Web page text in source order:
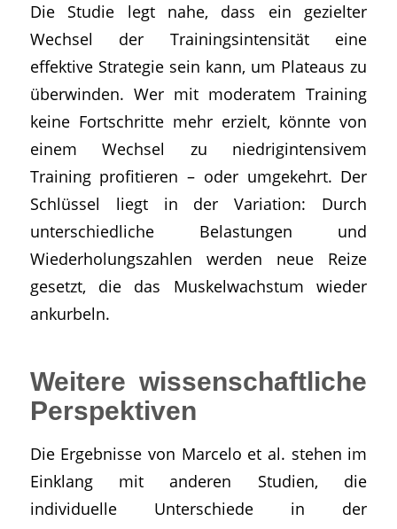
Die Studie legt nahe, dass ein gezielter
Wechsel der Trainingsintensität eine
effektive Strategie sein kann, um Plateaus zu
überwinden. Wer mit moderatem Training
keine Fortschritte mehr erzielt, könnte von
einem Wechsel zu niedrigintensivem
Training profitieren – oder umgekehrt. Der
Schlüssel liegt in der Variation: Durch
unterschiedliche Belastungen und
Wiederholungszahlen werden neue Reize
gesetzt, die das Muskelwachstum wieder
ankurbeln.
Weitere wissenschaftliche
Perspektiven
Die Ergebnisse von Marcelo et al. stehen im
Einklang mit anderen Studien, die
individuelle Unterschiede in der